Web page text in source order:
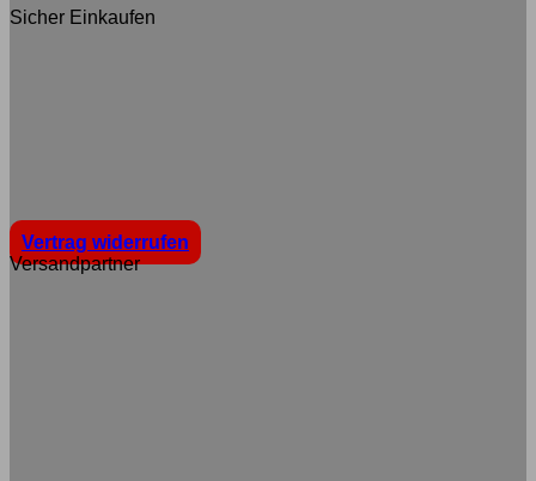
Sicher Einkaufen
Vertrag widerrufen
Versandpartner